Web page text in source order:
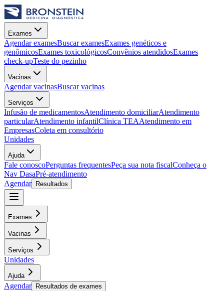
Exames
Agendar examesBuscar examesExames genéticos e
genômicosExames toxicológicosConvênios atendidosExames
check-upTeste do pezinho
Vacinas
Agendar vacinasBuscar vacinas
Serviços
Infusão de medicamentosAtendimento domiciliarAtendimento
particularAtendimento infantilClínica TEAAtendimento em
EmpresasColeta em consultório
Unidades
Ajuda
Fale conoscoPerguntas frequentesPeça sua nota fiscalConheça o
Nav DasaPré-atendimento
Agendar
Resultados
Exames
Vacinas
Serviços
Unidades
Ajuda
Agendar Resultados de exames